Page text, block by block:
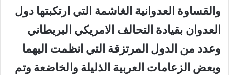
والقساوة العدوانية الغاشمة التي ارتكبتها دول
العدوان بقيادة التحالف الامريكي البريطاني
وعدد من الدول المرتزقة التي انظمت اليهما
وبعض الزعامات العربية الذليلة والخاضعة وتم